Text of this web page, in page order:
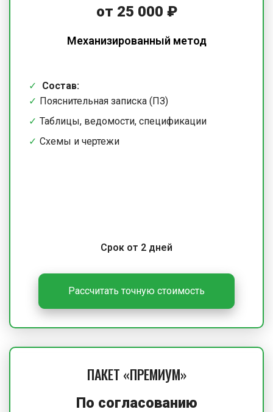
от 25 000 ₽
Механизированный метод
Состав:
Пояснительная записка (ПЗ)
Таблицы, ведомости, спецификации
Схемы и чертежи
Срок от 2 дней
Рассчитать точную стоимость
ПАКЕТ «ПРЕМИУМ»
По согласованию